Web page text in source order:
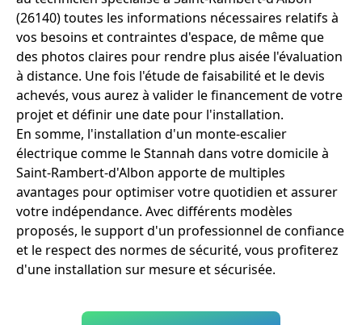
(26140) toutes les informations nécessaires relatifs à
vos besoins et contraintes d'espace, de même que
des photos claires pour rendre plus aisée l'évaluation
à distance. Une fois l'étude de faisabilité et le devis
achevés, vous aurez à valider le financement de votre
projet et définir une date pour l'installation.
En somme, l'installation d'un monte-escalier
électrique comme le Stannah dans votre domicile à
Saint-Rambert-d'Albon apporte de multiples
avantages pour optimiser votre quotidien et assurer
votre indépendance. Avec différents modèles
proposés, le support d'un professionnel de confiance
et le respect des normes de sécurité, vous profiterez
d'une installation sur mesure et sécurisée.